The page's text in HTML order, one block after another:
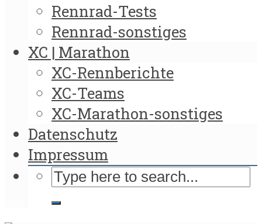
Rennrad-Tests
Rennrad-sonstiges
XC | Marathon
XC-Rennberichte
XC-Teams
XC-Marathon-sonstiges
Datenschutz
Impressum